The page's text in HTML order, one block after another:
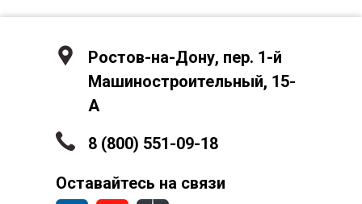
Ростов-на-Дону, пер. 1-й
Машиностроительный, 15-
А
8 (800) 551-09-18
Оставайтесь на связи